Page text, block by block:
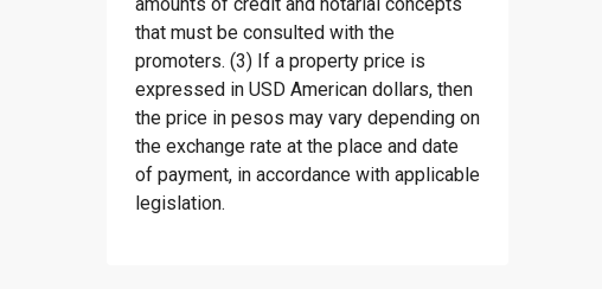
that must be consulted with the
promoters. (3) If a property price is
expressed in USD American dollars, then
the price in pesos may vary depending on
the exchange rate at the place and date
of payment, in accordance with applicable
legislation.